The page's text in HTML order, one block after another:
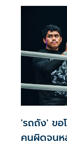
'รถถัง' ขอ
คนผิดจนห